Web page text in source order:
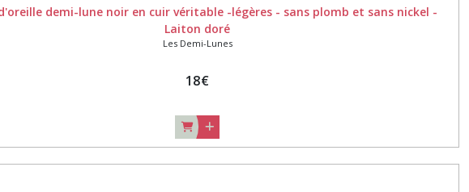
demi-lune noir en cuir véritable -légères - sans plomb et sans nickel -
Laiton doré
Les Demi-Lunes
18€